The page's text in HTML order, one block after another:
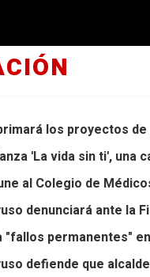
los proyectos
'La vida sin ti',
al Colegio de
denunciará ante la
"fallos permanentes"
defiende que